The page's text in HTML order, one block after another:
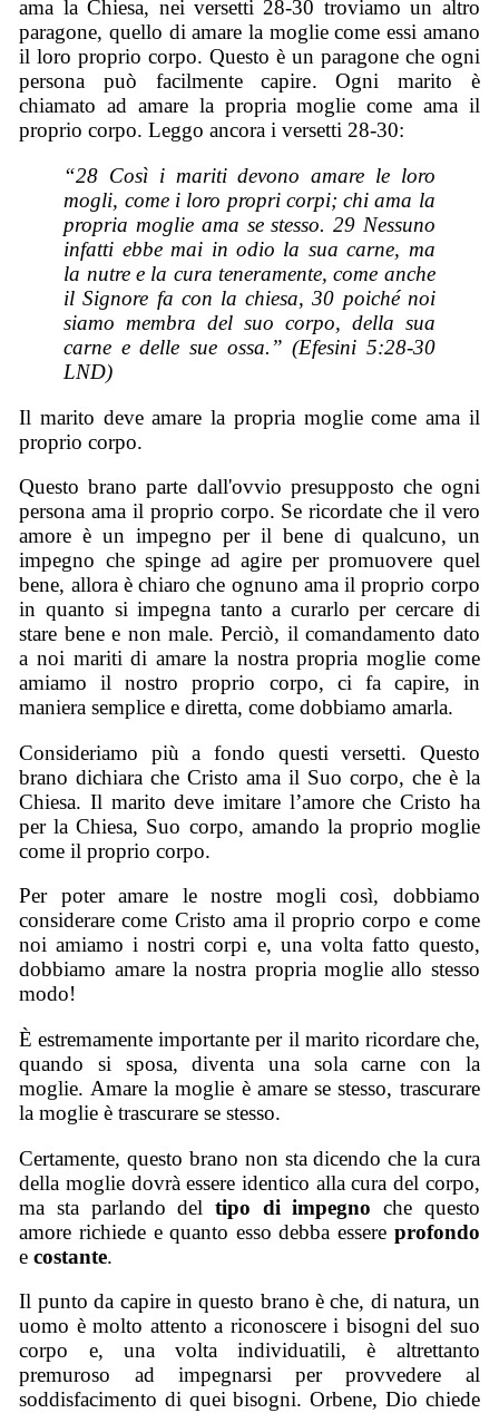
ama la Chiesa, nei versetti 28-30 troviamo un altro
paragone, quello di amare la moglie come essi amano
il loro proprio corpo. Questo è un paragone che ogni
persona può facilmente capire. Ogni marito è
chiamato ad amare la propria moglie come ama il
proprio corpo. Leggo ancora i versetti 28-30:
“28 Così i mariti devono amare le loro
mogli, come i loro propri corpi; chi ama la
propria moglie ama se stesso. 29 Nessuno
infatti ebbe mai in odio la sua carne, ma
la nutre e la cura teneramente, come anche
il Signore fa con la chiesa, 30 poiché noi
siamo membra del suo corpo, della sua
carne e delle sue ossa.” (Efesini 5:28-30
LND)
Il marito deve amare la propria moglie come ama il
proprio corpo.
Questo brano parte dall'ovvio presupposto che ogni
persona ama il proprio corpo. Se ricordate che il vero
amore è un impegno per il bene di qualcuno, un
impegno che spinge ad agire per promuovere quel
bene, allora è chiaro che ognuno ama il proprio corpo
in quanto si impegna tanto a curarlo per cercare di
stare bene e non male. Perciò, il comandamento dato
a noi mariti di amare la nostra propria moglie come
amiamo il nostro proprio corpo, ci fa capire, in
maniera semplice e diretta, come dobbiamo amarla.
Consideriamo più a fondo questi versetti. Questo
brano dichiara che Cristo ama il Suo corpo, che è la
Chiesa. Il marito deve imitare l’amore che Cristo ha
per la Chiesa, Suo corpo, amando la proprio moglie
come il proprio corpo.
Per poter amare le nostre mogli così, dobbiamo
considerare come Cristo ama il proprio corpo e come
noi amiamo i nostri corpi e, una volta fatto questo,
dobbiamo amare la nostra propria moglie allo stesso
modo!
È estremamente importante per il marito ricordare che,
quando si sposa, diventa una sola carne con la
moglie. Amare la moglie è amare se stesso, trascurare
la moglie è trascurare se stesso.
Certamente, questo brano non sta dicendo che la cura
della moglie dovrà essere identico alla cura del corpo,
ma sta parlando del tipo di impegnoche questo
amore richiede e quanto esso debba essere profondo
ecostante.
Il punto da capire in questo brano è che, di natura, un
uomo è molto attento a riconoscere i bisogni del suo
corpo e, una volta individuatili, è altrettanto
premuroso ad impegnarsi per provvedere al
soddisfacimento di quei bisogni. Orbene, Dio chiede